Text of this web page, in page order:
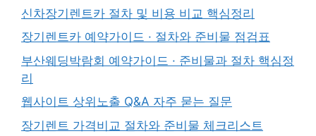
신차장기렌트카 절차 및 비용 비교 핵심정리
장기렌트카 예약가이드 · 절차와 준비물 점검표
부산웨딩박람회 예약가이드 · 준비물과 절차 핵심정
리
웹사이트 상위노출 Q&A 자주 묻는 질문
장기렌트 가격비교 절차와 준비물 체크리스트